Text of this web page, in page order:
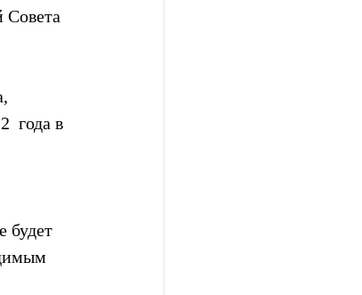
Совета
года в
будет